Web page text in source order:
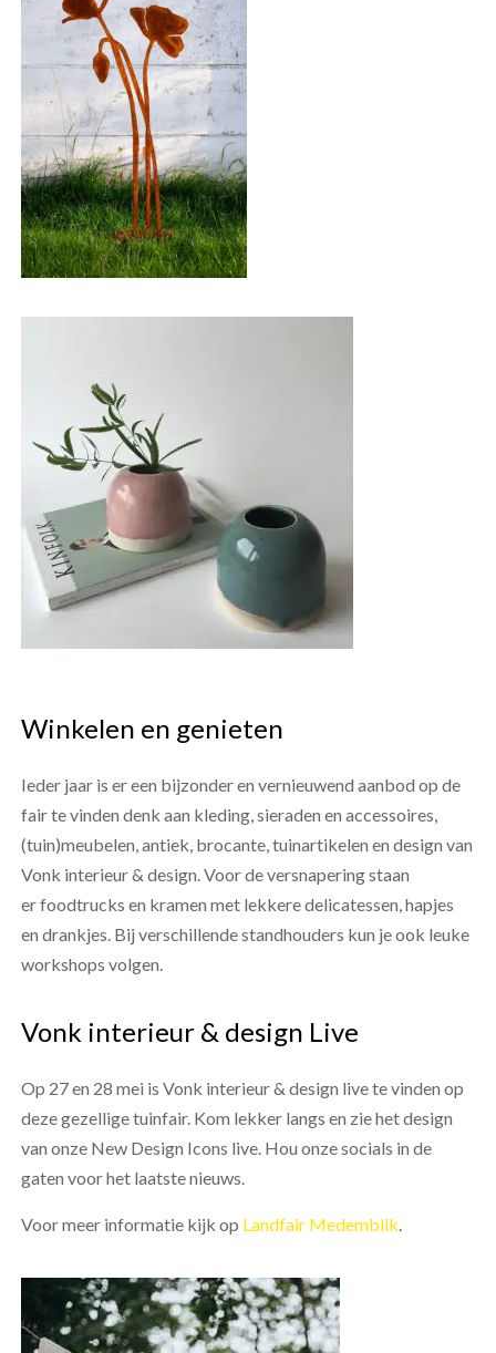
Winkelen en genieten
Ieder jaar is er een bijzonder en vernieuwend aanbod op de
fair te vinden denk aan kleding, sieraden en accessoires,
(tuin)meubelen, antiek, brocante, tuinartikelen en design van
Vonk interieur & design. Voor de versnapering staan
er foodtrucks en kramen met lekkere delicatessen, hapjes
en drankjes. Bij verschillende standhouders kun je ook leuke
workshops volgen.
Vonk interieur & design Live
Op 27 en 28 mei is Vonk interieur & design live te vinden op
deze gezellige tuinfair. Kom lekker langs en zie het design
van onze New Design Icons live. Hou onze socials in de
gaten voor het laatste nieuws.
Voor meer informatie kijk op Landfair Medemblik.